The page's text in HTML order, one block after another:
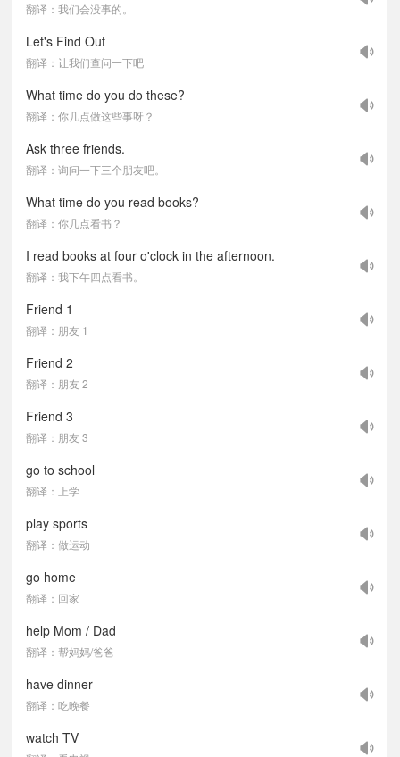
翻译：我们会没事的。
Let's Find Out
翻译：让我们查问一下吧
What time do you do these?
翻译：你几点做这些事呀？
Ask three friends.
翻译：询问一下三个朋友吧。
What time do you read books?
翻译：你几点看书？
I read books at four o'clock in the afternoon.
翻译：我下午四点看书。
Friend 1
翻译：朋友 1
Friend 2
翻译：朋友 2
Friend 3
翻译：朋友 3
go to school
翻译：上学
play sports
翻译：做运动
go home
翻译：回家
help Mom / Dad
翻译：帮妈妈/爸爸
have dinner
翻译：吃晚餐
watch TV